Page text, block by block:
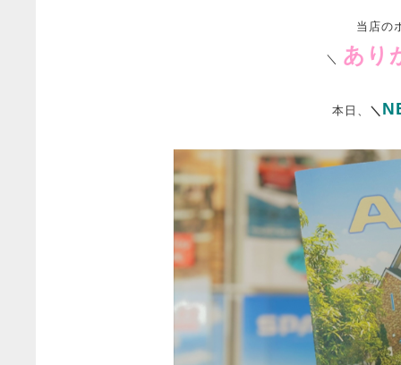
当店の
＼ あり
本日、 ＼